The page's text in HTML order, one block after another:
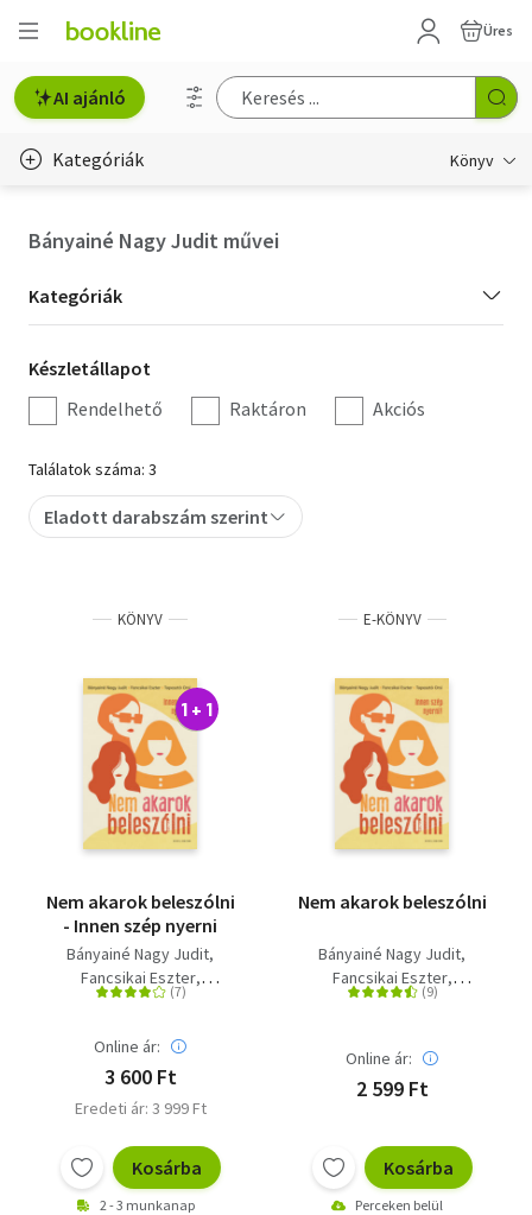
Üres
AI ajánló
Kategóriák Könyv
Hobbi, szabadidő
Irodalom
Művészet
Szakkönyv
Tankönyv, segédkönyv
Társadalomtudomány
Természettudomány
Történelem
Bányainé Nagy Judit művei
Kategória
szűrés
Kategóriák
Készletállapot
szűrés
Készletállapot
Rendelhető
Raktáron Akciós
Találatok száma: 3
Eladott darabszám szerint
KÖNYV
1 + 1
Nem akarok beleszólni
- Innen szép nyerni
Bányainé Nagy Judit
Fancsikai Eszter
Tapasztó Orsi
Online ár:
3 600 Ft
Eredeti ár: 3 999 Ft
Kosárba
2 - 3 munkanap
E-KÖNYV
Nem akarok beleszólni
Bányainé Nagy Judit
Fancsikai Eszter
Tapasztó Orsi
Online ár:
2 599 Ft
Kosárba
Perceken belül